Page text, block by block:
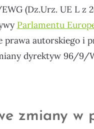
(Dz.Urz. UE L z
Parlamentu
prawa autorskiego i
dyrektyw 96/9/
zmiany w